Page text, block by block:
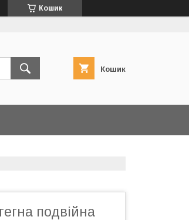
Кошик
Кошик
подвійна